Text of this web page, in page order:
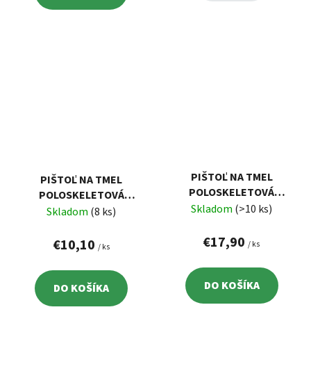
PIŠTOĽ NA TMEL
POLOSKELETOVÁ
KOVOVÁ, 225MM
Skladom (8 ks)
€10,10 / ks
DO KOŠÍKA
PIŠTOĽ NA TMEL
POLOSKELETOVÁ
KOVOVÁ, 229MM
Skladom (>10 ks)
€17,90 / ks
DO KOŠÍKA